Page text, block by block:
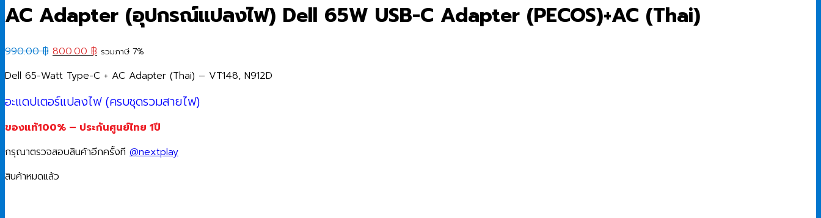
AC Adapter (อุปกรณ์แปลงไฟ) Dell 65W USB-C Adapter (PECOS)+AC (Thai)
990.00฿ Original
was:
990.00 ฿.
800.00฿ Current
is:
800.00 ฿.
รวมภาษี 7%
Dell 65-Watt Type-C + AC Adapter (Thai) – VT148, N912D
อะแดปเตอร์แปลงไฟ (ครบชุดรวมสายไฟ)
ของแท้100% – ประกันศูนย์ไทย 1ปี
กรุณาตรวจสอบสินค้าอีกครั้งที @nextplay
สินค้าหมดแล้ว